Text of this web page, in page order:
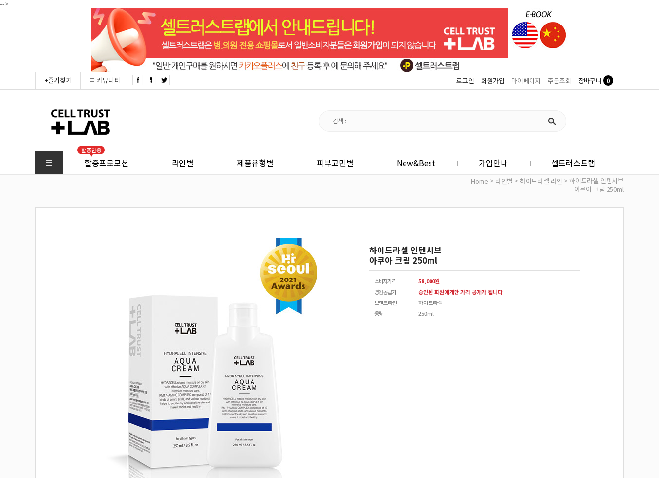
-->
+즐겨찾기 커뮤니티 로그인 회원가입 마이페이지 주문조회 장바구니 0
할증전용
할증프로모션 라인별 제품유형별 피부고민별 New&Best 가입안내 셀트러스트랩
Home > 라인별 > 하이드라셀 라인 > 하이드라셀 인텐시브
아쿠아 크림 250ml
하이드라셀 인텐시브
아쿠아 크림 250ml
소비자가격
58,000원
병원공급가
승인된 회원에게만 가격 공개가 됩니다
브랜드 라인
하이드라셀
용량
250ml